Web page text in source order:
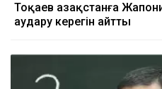
Тоқаев Қазақстанға
аудару керегін айтты